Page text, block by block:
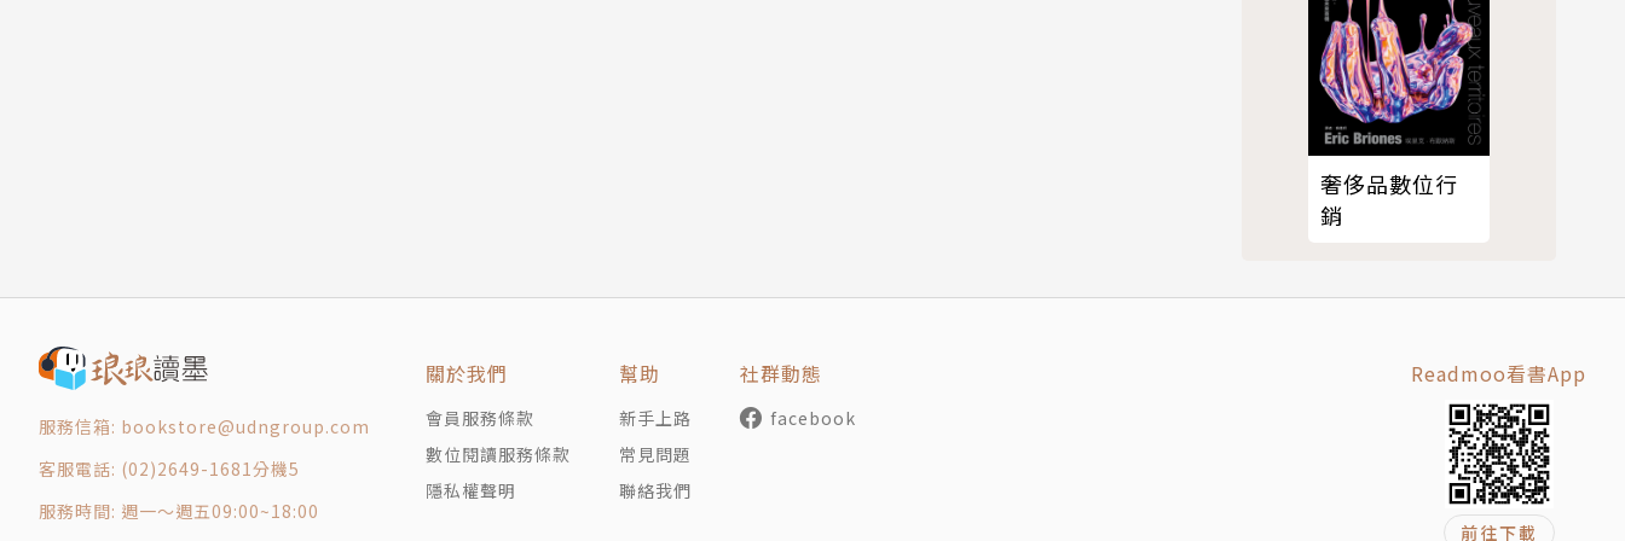
自己心理的弱點開始。
Facebook：www.facebook.com/samwook.choi
譯者簡介
PART 6 投資成功的第三階段：打造屬於自己的決策過程
01 做出艱難的決策
02 決策中的自我認識和習慣
03 決策的過程比結果更重要
05 用正確的習慣克服決策障礙
奢侈品數位行
銷
服務信箱: bookstore@udngroup.com
客服電話: (02)2649-1681分機5
服務時間: 週一～週五09:00~18:00
關於我們
會員服務條款
數位閱讀服務條款
隱私權聲明
幫助
新手上路
常見問題
聯絡我們
社群動態
facebook
Readmoo看書App
前往下載